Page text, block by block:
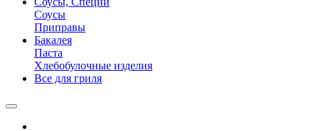
Соусы
Приправы
Бакалея
Паста
Хлебобулочные изделия
Все для гриля